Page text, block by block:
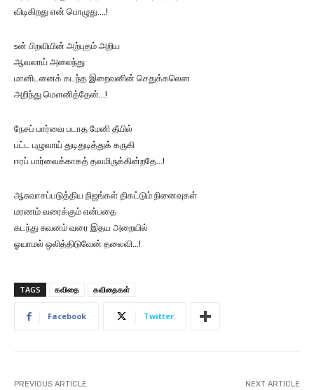
விடிகிறது என் பொழுது….!
உன் பிறவியின் அற்புதம் அறிய
ஆவலாய் அலைந்து
மானிடனைக் கடந்த இறைவனின் செதுக்கலென
அறிந்து மௌனித்தேன்…!
நேசப் பார்வை படாத மேனி தீயில்
பட்ட புழுவாய் துடிதுடித்துக் கருகி
ஈரப் பார்வைக்காகத் தவமிருக்கின்றதே…!
ஆசுவாசப்படுத்திய நிஜங்கள் திகட்டும் நினைவுகள்
மரணம் வரைக்கும் என்பதை
கடந்து சுவனம் வரை இதய அறையில்
ஓயாமல் ஒலித்திடுவேன் தலைவி…!
TAGS கவிதை கவிதைகள்
Facebook Twitter
PREVIOUS ARTICLE NEXT ARTICLE